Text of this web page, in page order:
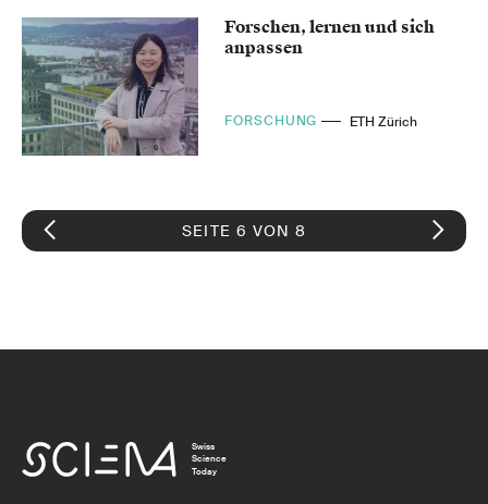
Forschen, lernen und sich
anpassen
FORSCHUNG ETH Zürich
SEITE 6 VON 8
Swiss
Science
Today